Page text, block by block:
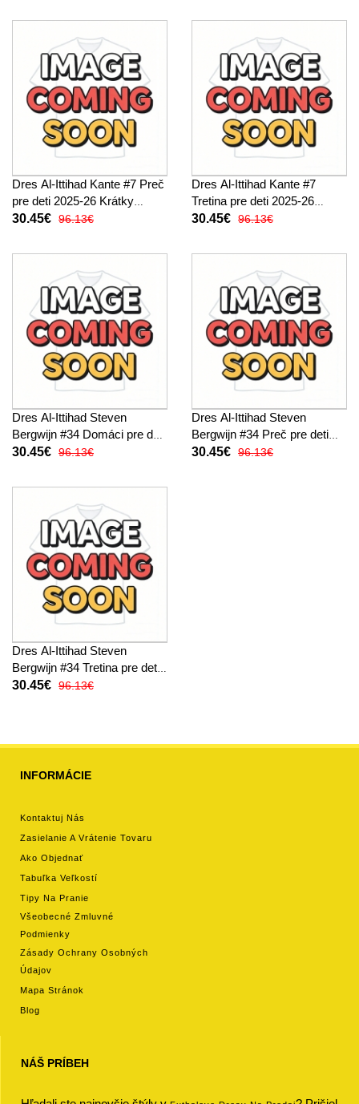
Dres Al-Ittihad Kante #7 Preč
pre deti 2025-26 Krátky
Rukáv (+ trenírky)
30.45€ 96.13€
Dres Al-Ittihad Kante #7
Tretina pre deti 2025-26
Krátky Rukáv (+ trenírky)
30.45€ 96.13€
Dres Al-Ittihad Steven
Bergwijn #34 Domáci pre deti
2025-26 Krátky Rukáv (+
30.45€ 96.13€
Dres Al-Ittihad Steven
Bergwijn #34 Preč pre deti
2025-26 Krátky Rukáv (+
30.45€ 96.13€
Dres Al-Ittihad Steven
Bergwijn #34 Tretina pre deti
2025-26 Krátky Rukáv (+
30.45€ 96.13€
INFORMÁCIE
Kontaktuj Nás
Zasielanie A Vrátenie Tovaru
Ako Objednať
Tabuľka Veľkostí
Tipy Na Pranie
Všeobecné Zmluvné
Podmienky
Zásady Ochrany Osobných
Údajov
Mapa Stránok
Blog
NÁŠ PRÍBEH